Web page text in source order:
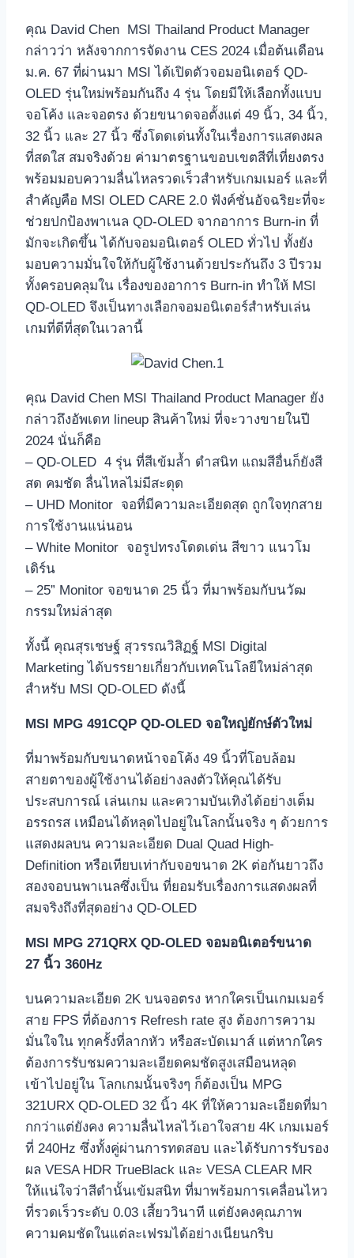
คุณ David Chen MSI Thailand Product Manager
กล่าวว่า หลังจากการจัดงาน CES 2024 เมื่อต้นเดือน
ม.ค. 67 ที่ผ่านมา MSI ได้เปิดตัวจอมอนิเตอร์ QD-
OLED รุ่นใหม่พร้อมกันถึง 4 รุ่น โดยมีให้เลือกทั้งแบบ
จอโค้ง และจอตรง ด้วยขนาดจอตั้งแต่ 49 นิ้ว, 34 นิ้ว,
32 นิ้ว และ 27 นิ้ว ซึ่งโดดเด่นทั้งในเรื่องการแสดงผล
ที่สดใส สมจริงด้วย ค่ามาตรฐานขอบเขตสีที่เที่ยงตรง
พร้อมมอบความลื่นไหลรวดเร็วสำหรับเกมเมอร์ และที่
สำคัญคือ MSI OLED CARE 2.0 ฟังค์ชั่นอัจฉริยะที่จะ
ช่วยปกป้องพาเนล QD-OLED จากอาการ Burn-in ที่
มักจะเกิดขึ้น ได้กับจอมอนิเตอร์ OLED ทั่วไป ทั้งยัง
มอบความมั่นใจให้กับผู้ใช้งานด้วยประกันถึง 3 ปีรวม
ทั้งครอบคลุมใน เรื่องของอาการ Burn-in ทำให้ MSI
QD-OLED จึงเป็นทางเลือกจอมอนิเตอร์สำหรับเล่น
เกมที่ดีที่สุดในเวลานี้
คุณ David Chen MSI Thailand Product Manager ยัง
กล่าวถึงอัพเดท lineup สินค้าใหม่ ที่จะวางขายในปี
2024 นั่นก็คือ
– QD-OLED 4 รุ่น ที่สีเข้มล้ำ ดำสนิท แถมสีอื่นก็ยังสี
สด คมชัด ลื่นไหลไม่มีสะดุด
– UHD Monitor จอที่มีความละเอียดสุด ถูกใจทุกสาย
การใช้งานแน่นอน
– White Monitor จอรูปทรงโดดเด่น สีขาว แนวโม
เดิร์น
– 25” Monitor จอขนาด 25 นิ้ว ที่มาพร้อมกับนวัฒ
กรรมใหม่ล่าสุด
ทั้งนี้ คุณสุรเชษฐ์ สุวรรณวิสิฏฐ์ MSI Digital
Marketing ได้บรรยายเกี่ยวกับเทคโนโลยีใหม่ล่าสุด
สำหรับ MSI QD-OLED ดังนี้
MSI MPG 491CQP QD-OLED จอใหญ่ยักษ์ตัวใหม่
ที่มาพร้อมกับขนาดหน้าจอโค้ง 49 นิ้วที่โอบล้อม
สายตาของผู้ใช้งานได้อย่างลงตัวให้คุณได้รับ
ประสบการณ์ เล่นเกม และความบันเทิงได้อย่างเต็ม
อรรถรส เหมือนได้หลุดไปอยู่ในโลกนั้นจริง ๆ ด้วยการ
แสดงผลบน ความละเอียด Dual Quad High-
Definition หรือเทียบเท่ากับจอขนาด 2K ต่อกันยาวถึง
สองจอบนพาเนลซึ่งเป็น ที่ยอมรับเรื่องการแสดงผลที่
สมจริงถึงที่สุดอย่าง QD-OLED
MSI MPG 271QRX QD-OLED จอมอนิเตอร์ขนาด
27 นิ้ว 360Hz
บนความละเอียด 2K บนจอตรง หากใครเป็นเกมเมอร์
สาย FPS ที่ต้องการ Refresh rate สูง ต้องการความ
มั่นใจใน ทุกครั้งที่ลากหัว หรือสะบัดเมาส์ แต่หากใคร
ต้องการรับชมความละเอียดคมชัดสูงเสมือนหลุด
เข้าไปอยู่ใน โลกเกมนั้นจริงๆ ก็ต้องเป็น MPG
321URX QD-OLED 32 นิ้ว 4K ที่ให้ความละเอียดที่มา
กกว่าแต่ยังคง ความลื่นไหลไว้เอาใจสาย 4K เกมเมอร์
ที่ 240Hz ซึ่งทั้งคู่ผ่านการทดสอบ และได้รับการรับรอง
ผล VESA HDR TrueBlack และ VESA CLEAR MR
ให้แน่ใจว่าสีดำนั้นเข้มสนิท ที่มาพร้อมการเคลื่อนไหว
ที่รวดเร็วระดับ 0.03 เสี้ยววินาที แต่ยังคงคุณภาพ
ความคมชัดในแต่ละเฟรมได้อย่างเนียนกริบ